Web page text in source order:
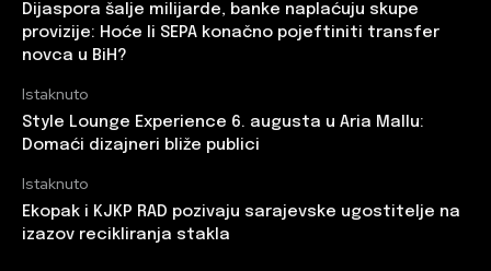
Dijaspora šalje milijarde, banke naplaćuju skupe
provizije: Hoće li SEPA konačno pojeftiniti transfer
novca u BiH?
Istaknuto
Style Lounge Experience 6. augusta u Aria Mallu:
Domaći dizajneri bliže publici
Istaknuto
Ekopak i KJKP RAD pozivaju sarajevske ugostitelje na
izazov recikliranja stakla